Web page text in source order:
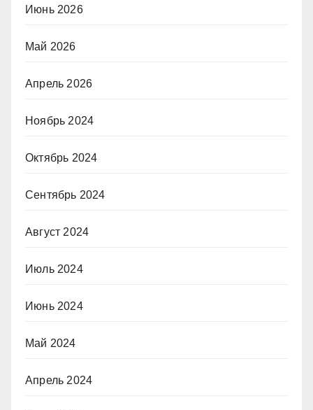
Июнь 2026
Май 2026
Апрель 2026
Ноябрь 2024
Октябрь 2024
Сентябрь 2024
Август 2024
Июль 2024
Июнь 2024
Май 2024
Апрель 2024